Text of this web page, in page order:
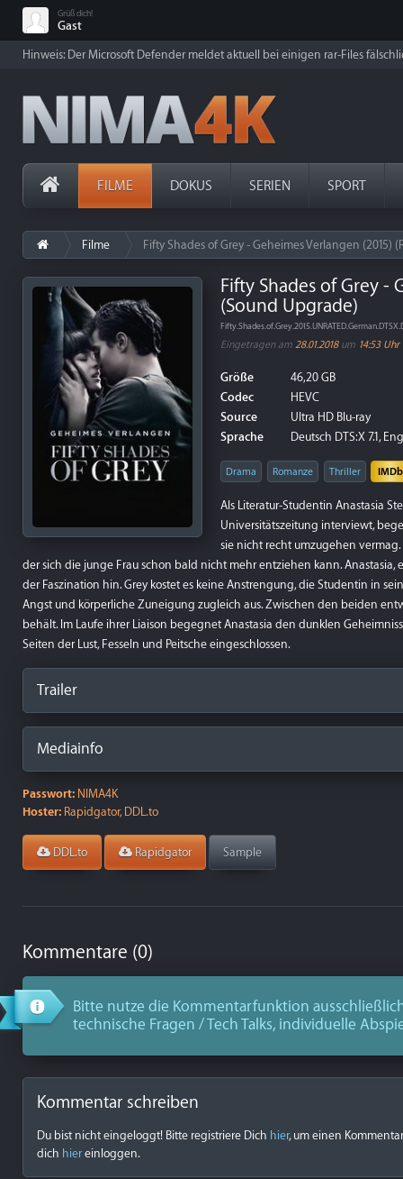
Grüß dich!
Gast
Hinweis: Der Microsoft Defender meldet aktuell bei einigen rar-Files
FILME DOKUS SERIEN SPORT
Filme Fifty Shades of Grey - Geheimes Verlangen (2015)
Fifty Shades of Grey -
(Sound Upgrade)
Eingetragen am 28.01.2018um 14:53 Uhr
Größe
46,20 GB
Codec
HEVC
Source
Ultra HD Blu-ray
Sprache
Deutsch DTS:X 7.1,
Drama Romanze Thriller IMDb
Als Literatur-Studentin Anastasia
Universitätszeitung interviewt,
sie nicht recht umzugehen
der sich die junge Frau schon bald nicht mehr entziehen kann.
der Faszination hin. Grey kostet es keine Anstrengung, die Studentin in
Angst und körperliche Zuneigung zugleich aus. Zwischen den beiden
behält. Im Laufe ihrer Liaison begegnet Anastasia den dunklen
Seiten der Lust, Fesseln und Peitsche eingeschlossen.
Trailer
Mediainfo
Passwort: NIMA4K
Hoster: Rapidgator, DDL.to
DDL.to Rapidgator Sample
Kommentare (0)
Bitte nutze die Kommentarfunktion
technische Fragen / Tech Talks, individuelle
Kommentar schreiben
Du bist nicht eingeloggt! Bitte registriere Dich hier, um einen
dich hiereinloggen.